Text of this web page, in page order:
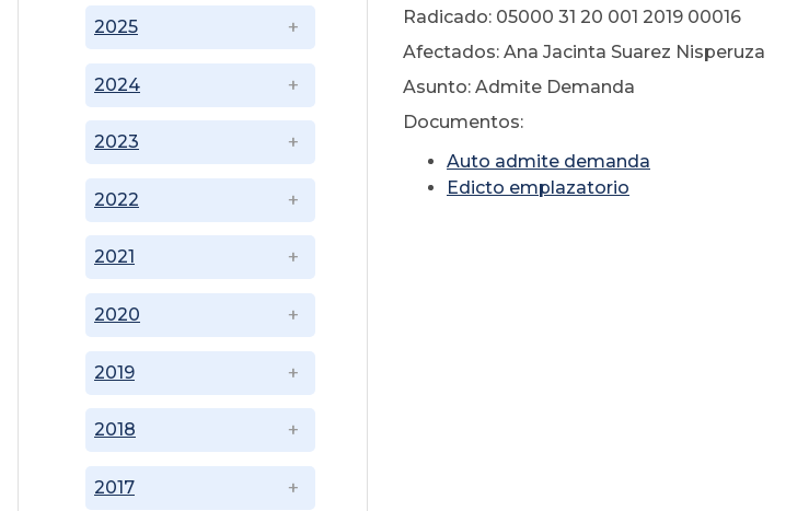
2017
2018
2019
2020
2021
2022
2023
2024
2025
Radicado: 05000 31 20 001 2019 00016
Afectados: Ana Jacinta Suarez Nisperuza
Asunto: Admite Demanda
Documentos:
Auto admite demanda
Edicto emplazatorio